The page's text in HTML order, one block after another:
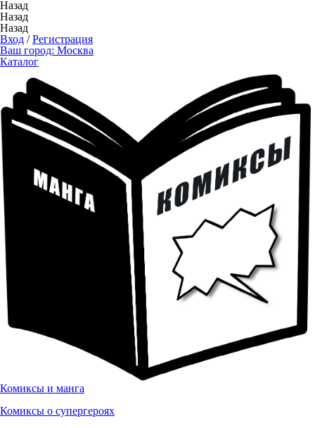
Назад
Назад
Назад
Вход /Регистрация
Ваш город: Москва
Каталог
Комиксы и манга
Комиксы о супергероях